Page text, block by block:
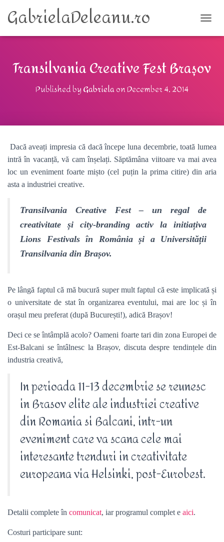
GabrielaDeleanu.ro
Transilvania Creative Fest Brașov
Published byGabrielaonDecember 4, 2014
Dacă aveați impresia că dacă începe luna decembrie, toată lumea
intră în vacanță, vă cam înșelați. Săptămâna viitoare va mai avea
loc un eveniment foarte mișto (cel puțin la prima citire) din aria
asta a industriei creative.
Transilvania Creative Fest – un regal de
creativitate și city-branding activ la initiațiva
Lions Festivals în România și a Universității
Transilvania din Brașov.
Pe lângă faptul că mă bucură super mult faptul că este implicată și
o universitate de stat în organizarea eventului, mai are loc și în
orașul meu preferat (după București!), adică Brașov!
Deci ce se întâmplă acolo? Oameni foarte tari din zona Europei de
Est-Balcani se întâlnesc la Brașov, discuta despre tendințele din
industria creativă,
In perioada 11-13 decembrie se reunesc
in Brasov elite ale industriei creative
din Romania si Balcani, intr-un
eveniment care va scana cele mai
interesante trenduri in creativitate
europeana via Helsinki, post-Eurobest.
Detalii complete în comunicat, iar programul complet e aici.
Costuri participare sunt: